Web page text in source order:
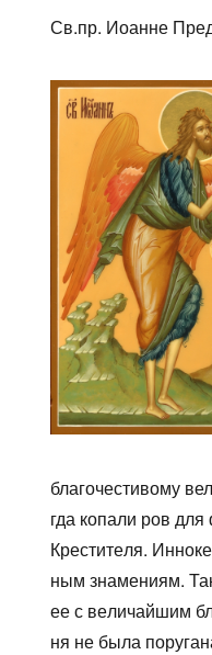
Св.пр. Иоанне
бла­го­че­сти­во­му
гда ко­па­ли ров
Кре­сти­те­ля.
ным зна­ме­ни­ям.
ее с ве­ли­чай­шим
ня не бы­ла